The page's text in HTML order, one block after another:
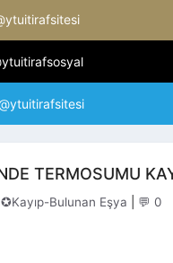
TERMOSUMU
Kategoriler
✪Kayıp-Bulunan Eşya 💬 0